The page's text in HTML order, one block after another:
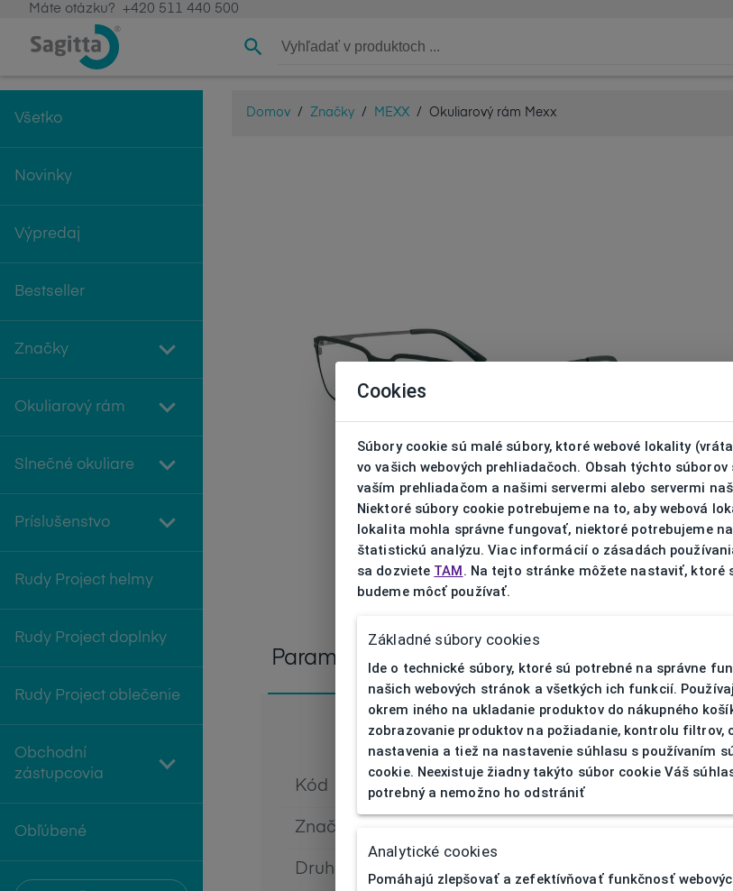
Máte otázku? +420 511 440 500
Všetko
Novinky
Výpredaj
Bestseller
Značky
Okuliarový rám
Slnečné okuliare
Príslušenstvo
Rudy Project helmy
Rudy Project doplnky
Rudy Project oblečenie
Obchodní
zástupcovia
Obľúbené
Domov / Značky / MEXX / Okuliarový rám Mexx
Parametre
Kód MEXX2832 300 55/19
Značka
Druh rámu Dioptrické
Cookies
Súbory cookie sú malé súbory, ktoré webové lokality
vo vašich webových prehliadačoch. Obsah týchto súborov
vaším prehliadačom a našimi servermi alebo servermi
Niektoré súbory cookie potrebujeme na to, aby webová
lokalita mohla správne fungovať, niektoré potrebujeme
štatistickú analýzu. Viac informácií o zásadách
sa dozviete TAM. Na tejto stránke môžete nastaviť, ktoré
budeme môcť používať.
Základné súbory cookies
Ide o technické súbory, ktoré sú potrebné na správne
našich webových stránok a všetkých ich funkcií.
okrem iného na ukladanie produktov do nákupného
zobrazovanie produktov na požiadanie, kontrolu filtrov,
nastavenia a tiež na nastavenie súhlasu s používaním
cookie. Neexistuje žiadny takýto súbor cookie Váš
potrebný a nemožno ho odstrániť
Analytické cookies
Pomáhajú zlepšovať a zefektívňovať funkčnosť